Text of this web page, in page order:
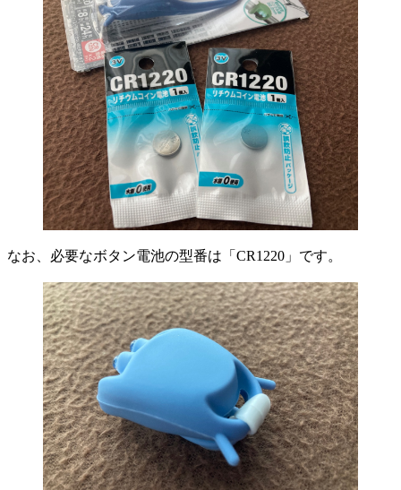
なお、必要なボタン電池の型番は「CR1220」です。